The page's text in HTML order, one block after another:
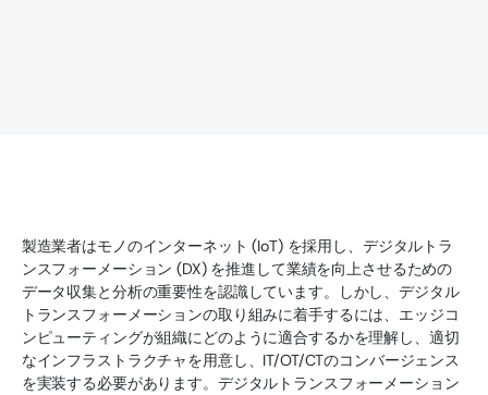
製造業者はモノのインターネット (IoT) を採用し、デジタルトラ
ンスフォーメーション (DX) を推進して業績を向上させるための
データ収集と分析の重要性を認識しています。しかし、デジタル
トランスフォーメーションの取り組みに着手するには、エッジコ
ンピューティングが組織にどのように適合するかを理解し、適切
なインフラストラクチャを用意し、IT/OT/CTのコンバージェンス
を実装する必要があります。デジタルトランスフォーメーション